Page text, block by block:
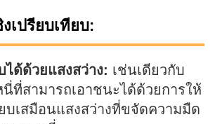
เปรียบเทียบ:
ด้ด้วยแสงสว่าง: เช่นเดียวกับ
ที่สามารถเอาชนะได้ด้วยการให้
บเสมือนแสงสว่างที่ขจัดความมืด